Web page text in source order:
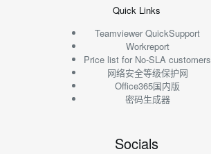
Quick Links
Teamviewer QuickSupport
Workreport
Price list for No-SLA customers
网络安全等级保护网
Office365国内版
密码生成器
Socials